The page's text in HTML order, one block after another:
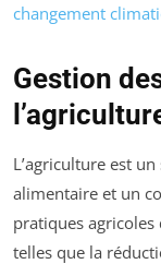
changement
Gestion
L’agriculture est
alimentaire et un
pratiques
telles que la